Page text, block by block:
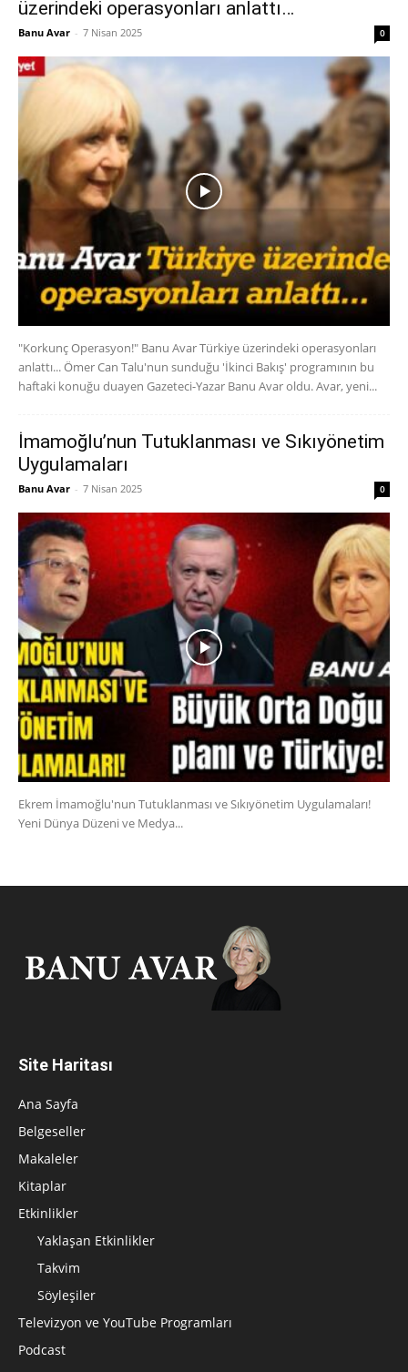
üzerindeki operasyonları anlattı…
Banu Avar - 7 Nisan 2025 0
"Korkunç Operasyon!" Banu Avar Türkiye üzerindeki operasyonları
anlattı... Ömer Can Talu'nun sunduğu 'İkinci Bakış' programının bu
haftaki konuğu duayen Gazeteci-Yazar Banu Avar oldu. Avar, yeni...
İmamoğlu’nun Tutuklanması ve Sıkıyönetim
Uygulamaları
Banu Avar - 7 Nisan 2025 0
Ekrem İmamoğlu'nun Tutuklanması ve Sıkıyönetim Uygulamaları!
Yeni Dünya Düzeni ve Medya...
Site Haritası
Ana Sayfa
Belgeseller
Makaleler
Kitaplar
Etkinlikler
Yaklaşan Etkinlikler
Takvim
Söyleşiler
Televizyon ve YouTube Programları
Podcast